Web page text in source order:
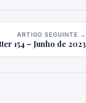
ARTIGO SEGUINTE →
154 – Junho de 2023